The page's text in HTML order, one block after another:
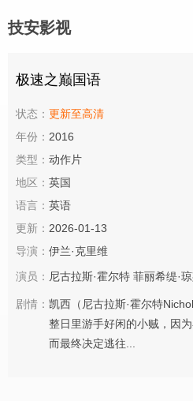
技安影视
极速之巅国语
状态： 更新至高清
年份： 2016
类型： 动作片
地区： 英国
语言： 英语
更新： 2026-01-13
导演： 伊兰·克里维
演员： 尼古拉斯·霍尔特 菲丽希缇·
剧情： 凯西（尼古拉斯·霍尔特
整日里游手好闲的小贼，因
而最终决定逃往...